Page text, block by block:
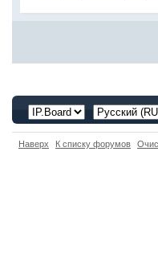
Наверх К списку форумов